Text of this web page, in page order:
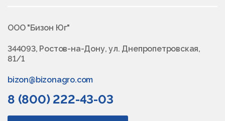
ООО "Бизон Юг"
344093, Ростов-на-Дону, ул. Днепропетровская,
81/1
bizon@bizonagro.com
8 (800) 222-43-03